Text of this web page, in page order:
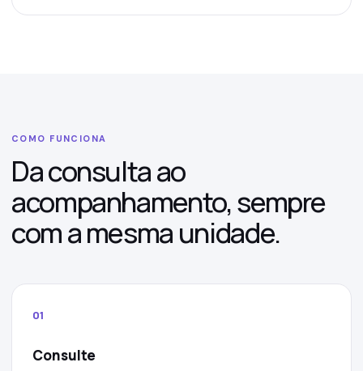
COMO FUNCIONA
Da consulta ao
acompanhamento, sempre
com a mesma unidade.
01
Consulte